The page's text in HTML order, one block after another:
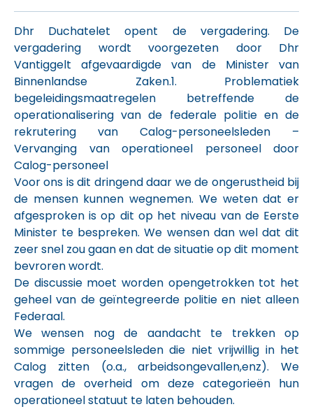
Dhr Duchatelet opent de vergadering. De
vergadering wordt voorgezeten door Dhr
Vantiggelt afgevaardigde van de Minister van
Binnenlandse Zaken.1. Problematiek
begeleidingsmaatregelen betreffende de
operationalisering van de federale politie en de
rekrutering van Calog-personeelsleden –
Vervanging van operationeel personeel door
Calog-personeel
Voor ons is dit dringend daar we de ongerustheid bij
de mensen kunnen wegnemen. We weten dat er
afgesproken is op dit op het niveau van de Eerste
Minister te bespreken. We wensen dan wel dat dit
zeer snel zou gaan en dat de situatie op dit moment
bevroren wordt.
De discussie moet worden opengetrokken tot het
geheel van de geïntegreerde politie en niet alleen
Federaal.
We wensen nog de aandacht te trekken op
sommige personeelsleden die niet vrijwillig in het
Calog zitten (o.a., arbeidsongevallen,enz). We
vragen de overheid om deze categorieën hun
operationeel statuut te laten behouden.